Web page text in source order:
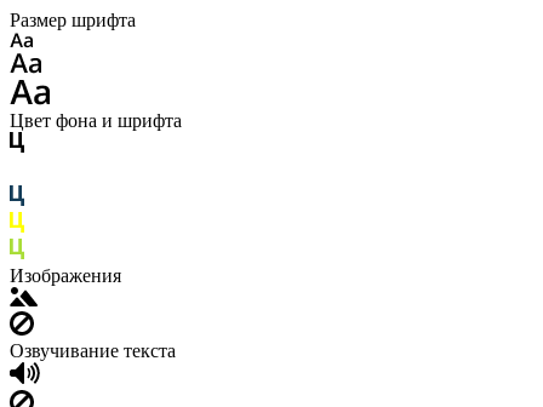
Размер шрифта
Цвет фона и шрифта
Изображения
Озвучивание текста